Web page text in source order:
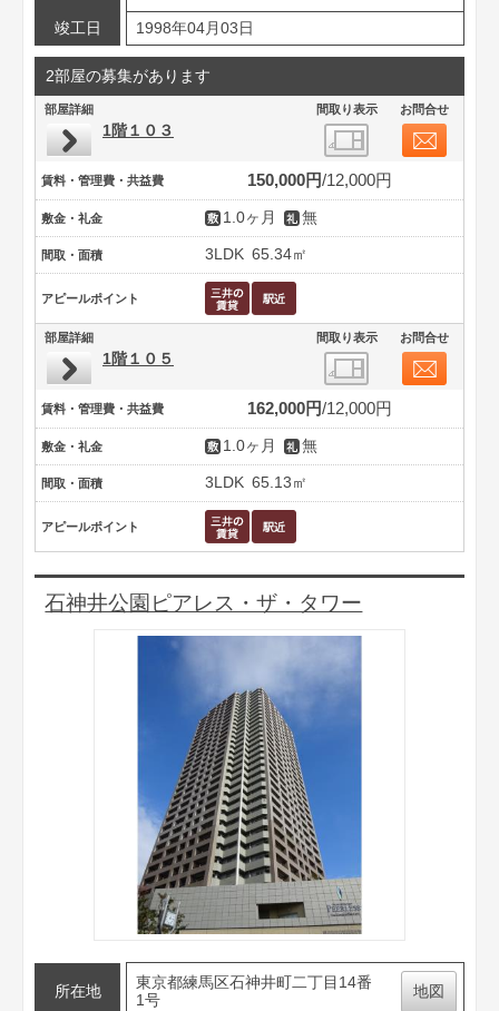
竣工日 1998年04月03日
2部屋の募集があります
部屋詳細 間取り表示 お問合せ
1階１０３
賃料・管理費・共益費 150,000円 12,000円
敷金・礼金 1.0ヶ月 無
間取・面積 3LDK 65.34㎡
アピールポイント
部屋詳細 間取り表示 お問合せ
1階１０５
賃料・管理費・共益費 162,000円 12,000円
敷金・礼金 1.0ヶ月 無
間取・面積 3LDK 65.13㎡
アピールポイント
石神井公園ピアレス・ザ・タワー
所在地
東京都練馬区石神井町二丁目14番
1号
地図